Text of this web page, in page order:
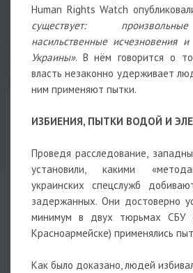
Human Rights Watch
существует:
насильственные исчезновения
Украины». В нём говорится о
власть незаконно удерживает
ним применяют пытки.
ИЗБИЕНИЯ, ПЫТКИ ВОДОЙ И
Проведя расследование,
установили, какими
украинских спецслужб
задержанных. Они достоверно
минимум в двух тюрьмах СБУ
Красноармейске) применялись
Как было доказано, людей